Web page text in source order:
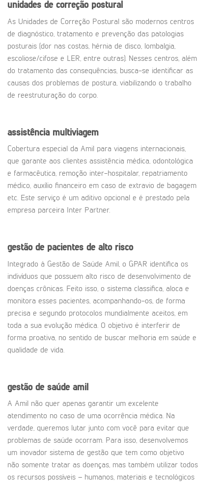
unidades de correção postural
As Unidades de Correção Postural são modernos centros
de diagnóstico, tratamento e prevenção das patologias
posturais (dor nas costas, hérnia de disco, lombalgia,
escoliose/cifose e LER, entre outras). Nesses centros, além
do tratamento das consequências, busca-se identificar as
causas dos problemas de postura, viabilizando o trabalho
de reestruturação do corpo.
assistência multiviagem
Cobertura especial da Amil para viagens internacionais,
que garante aos clientes assistência médica, odontológica
e farmacêutica, remoção inter-hospitalar, repatriamento
médico, auxílio financeiro em caso de extravio de bagagem
etc. Este serviço é um aditivo opcional e é prestado pela
empresa parceira Inter Partner.
gestão de pacientes de alto risco
Integrado à Gestão de Saúde Amil, o GPAR identifica os
indivíduos que possuem alto risco de desenvolvimento de
doenças crônicas. Feito isso, o sistema classifica, aloca e
monitora esses pacientes, acompanhando-os, de forma
precisa e segundo protocolos mundialmente aceitos, em
toda a sua evolução médica. O objetivo é interferir de
forma proativa, no sentido de buscar melhoria em saúde e
qualidade de vida.
gestão de saúde amil
A Amil não quer apenas garantir um excelente
atendimento no caso de uma ocorrência médica. Na
verdade, queremos lutar junto com você para evitar que
problemas de saúde ocorram. Para isso, desenvolvemos
um inovador sistema de gestão que tem como objetivo
não somente tratar as doenças, mas também utilizar todos
os recursos possíveis – humanos, materiais e tecnológicos